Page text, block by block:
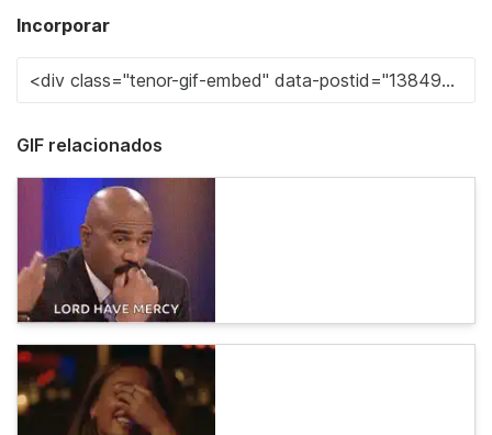
Incorporar
GIF relacionados